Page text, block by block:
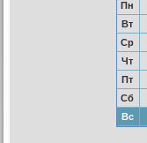
Пн
Вт
Ср
Чт
Пт
Сб
Вс